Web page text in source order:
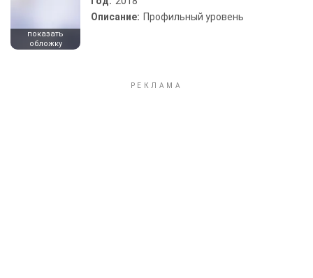
показать
обложку
Описание: Профильный уровень